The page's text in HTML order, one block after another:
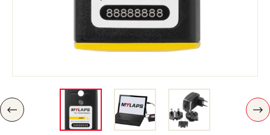
Trousses et Mallettes
Structure Nordique
Atelier, Pistes, Accessoires
EQUIPEMENTS
Lunettes de soleil
Bâtons
Protections
Roller Ski
VÉLO DE ROUTE
P
R
S
U